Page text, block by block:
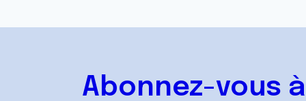
Abonnez-vous